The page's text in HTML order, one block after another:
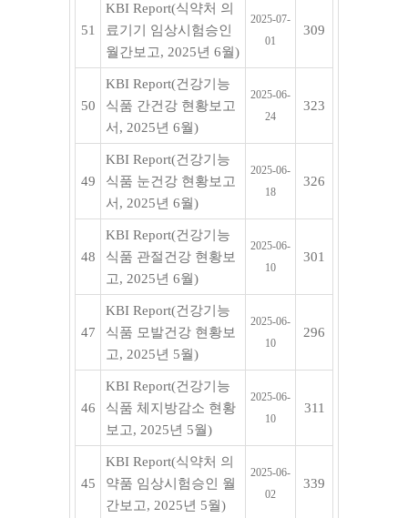
51
KBI Report(식약처 의
료기기 임상시험승인
월간보고, 2025년 6월)
2025-07-
01
309
50
KBI Report(건강기능
식품 간건강 현황보고
서, 2025년 6월)
2025-06-
24
323
49
KBI Report(건강기능
식품 눈건강 현황보고
서, 2025년 6월)
2025-06-
18
326
48
KBI Report(건강기능
식품 관절건강 현황보
고, 2025년 6월)
2025-06-
10
301
47
KBI Report(건강기능
식품 모발건강 현황보
고, 2025년 5월)
2025-06-
10
296
46
KBI Report(건강기능
식품 체지방감소 현황
보고, 2025년 5월)
2025-06-
10
311
45
KBI Report(식약처 의
약품 임상시험승인 월
간보고, 2025년 5월)
2025-06-
02
339